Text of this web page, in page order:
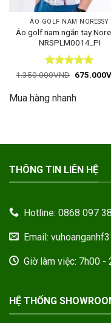
ÁO GOLF NAM NORESSY
Áo golf nam ngắn tay
NRSPLM0014_PI
Được xếp
sao
1.350.000VND Giá
675.000
Mua hàng nhanh
THÔNG TIN LIÊN HỆ
Hotline: 0868 097
Email:
Giờ làm việc: 7h00 -
HỆ THỐNG